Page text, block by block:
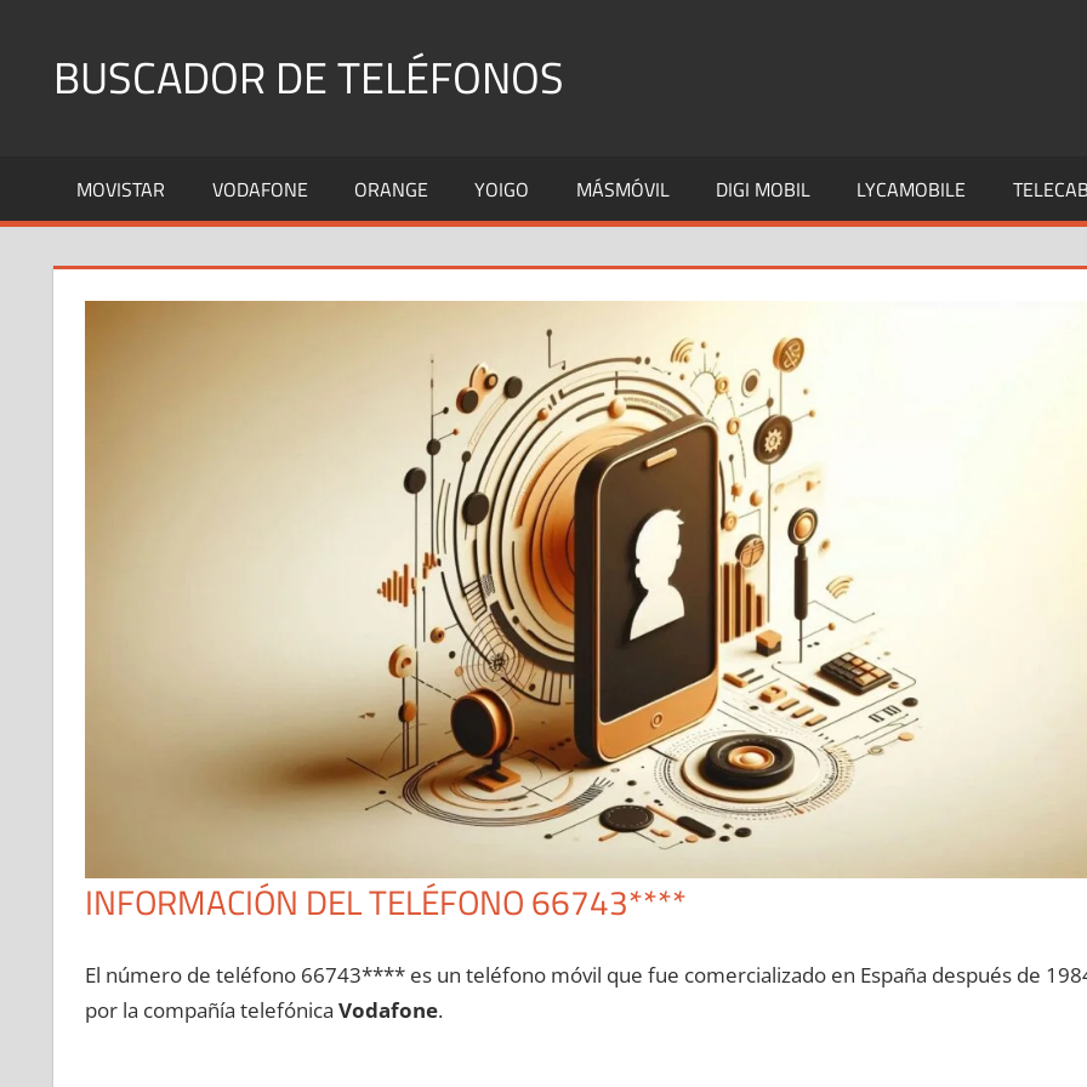
contenidoBUSCADOR DE TELÉFONOS
Fijos
y
MOVISTAR VODAFONE ORANGE YOIGO MÁSMÓVIL DIGI MOBIL LYCAMOBILE
INFORMACIÓN DEL TELÉFONO 66743****
El número dе teléfono 66743**** es un teléfono móvil quе fue comercializado en España después dе
pοr la compañía telefónica Vodafone.